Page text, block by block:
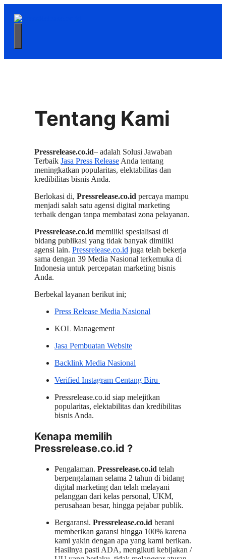
Menu
Tentang Kami
Pressrelease.co.id– adalah Solusi Jawaban
Terbaik Jasa Press Release Anda tentang
meningkatkan popularitas, elektabilitas dan
kredibilitas bisnis Anda.
Berlokasi di, Pressrelease.co.id percaya mampu
menjadi salah satu agensi digital marketing
terbaik dengan tanpa membatasi zona pelayanan.
Pressrelease.co.id memiliki spesialisasi di
bidang publikasi yang tidak banyak dimiliki
agensi lain. Pressrelease.co.id juga telah bekerja
sama dengan 39 Media Nasional terkemuka di
Indonesia untuk percepatan marketing bisnis
Anda.
Berbekal layanan berikut ini;
Press Release Media Nasional
KOL Management
Jasa Pembuatan Website
Backlink Media Nasional
Verified Instagram Centang Biru
Pressrelease.co.id siap melejitkan
popularitas, elektabilitas dan kredibilitas
bisnis Anda.
Kenapa memilih
Pressrelease.co.id ?
Pengalaman. Pressrelease.co.id telah
berpengalaman selama 2 tahun di bidang
digital marketing dan telah melayani
pelanggan dari kelas personal, UKM,
perusahaan besar, hingga pejabar publik.
Bergaransi. Pressrelease.co.id berani
memberikan garansi hingga 100% karena
kami yakin dengan apa yang kami berikan.
Hasilnya pasti ADA, mengikuti kebijakan /